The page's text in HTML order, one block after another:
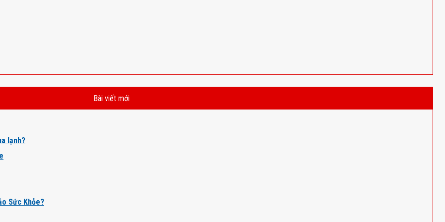
Bài viết mới
lạnh?
Sức Khỏe?